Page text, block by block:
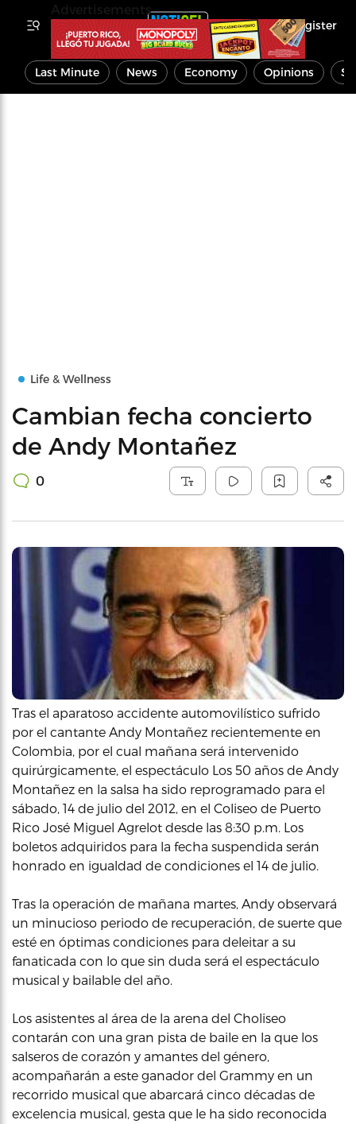
Register
Last Minute News Economy Opinions
Life & Wellness
Cambian fecha concierto
de Andy Montañez
0
Tras el aparatoso accidente automovilístico sufrido
por el cantante Andy Montañez recientemente en
Colombia, por el cual mañana será intervenido
quirúrgicamente, el espectáculo Los 50 años de Andy
Montañez en la salsa ha sido reprogramado para el
sábado, 14 de julio del 2012, en el Coliseo de Puerto
Rico José Miguel Agrelot desde las 8:30 p.m. Los
boletos adquiridos para la fecha suspendida serán
honrado en igualdad de condiciones el 14 de julio.
Tras la operación de mañana martes, Andy observará
un minucioso periodo de recuperación, de suerte que
esté en óptimas condiciones para deleitar a su
fanaticada con lo que sin duda será el espectáculo
musical y bailable del año.
Los asistentes al área de la arena del Choliseo
contarán con una gran pista de baile en la que los
salseros de corazón y amantes del género,
acompañarán a este ganador del Grammy en un
recorrido musical que abarcará cinco décadas de
excelencia musical, gesta que le ha sido reconocida
Advertisements